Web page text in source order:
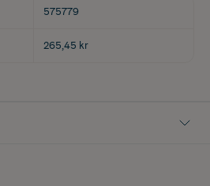
575779
265,45 kr